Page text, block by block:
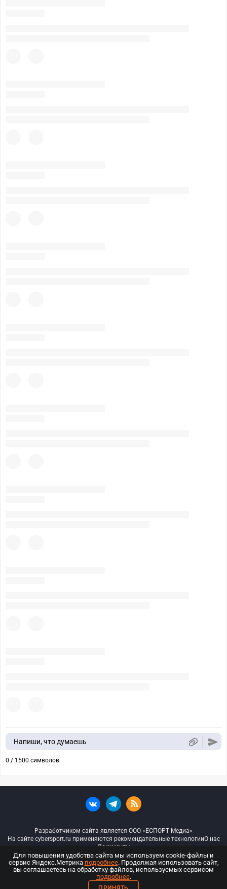
Напиши, что думаешь
0 / 1500 символов
Разработчиком сайта является ООО «ЕСПОРТ Медиа»
На сайте cybersport.ru применяются рекомендательные технологииО нас
Документы
© ООО «Киберспорт.ру» — Все права защищены
18+
Для повышения удобства сайта мы используем cookie-файлы и
сервис Яндекс.Метрика подробнее. Продолжая использовать сайт,
вы соглашаетесь на обработку файлов, используемых сервисом
подробнее.